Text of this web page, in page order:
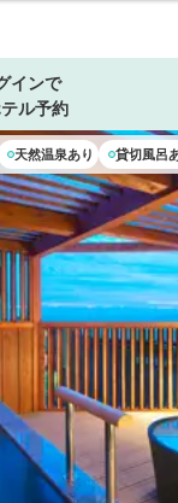
天然温泉あり 貸切風呂